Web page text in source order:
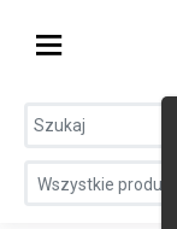
Wszystkie produkty